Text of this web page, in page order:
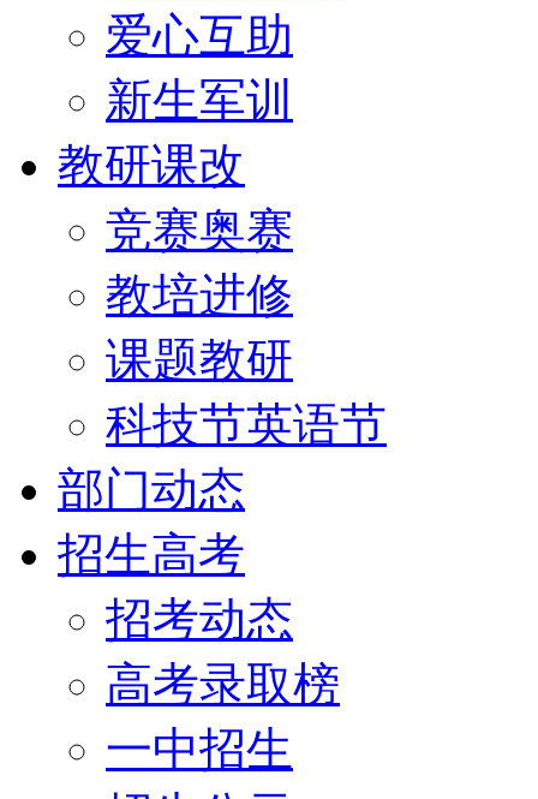
爱心互助
新生军训
教研课改
竞赛奥赛
教培进修
课题教研
科技节英语节
部门动态
招生高考
招考动态
高考录取榜
一中招生